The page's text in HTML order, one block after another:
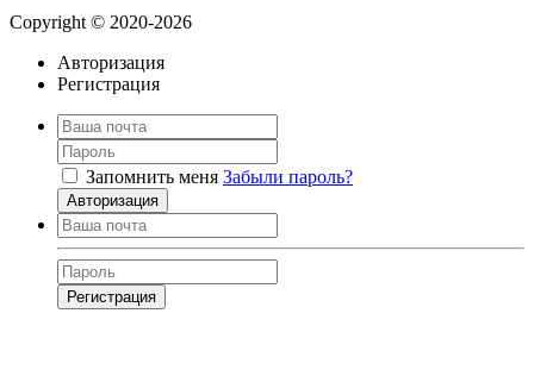
Copyright © 2020-2026
Авторизация
Регистрация
Запомнить меня Забыли пароль?
Авторизация
Регистрация